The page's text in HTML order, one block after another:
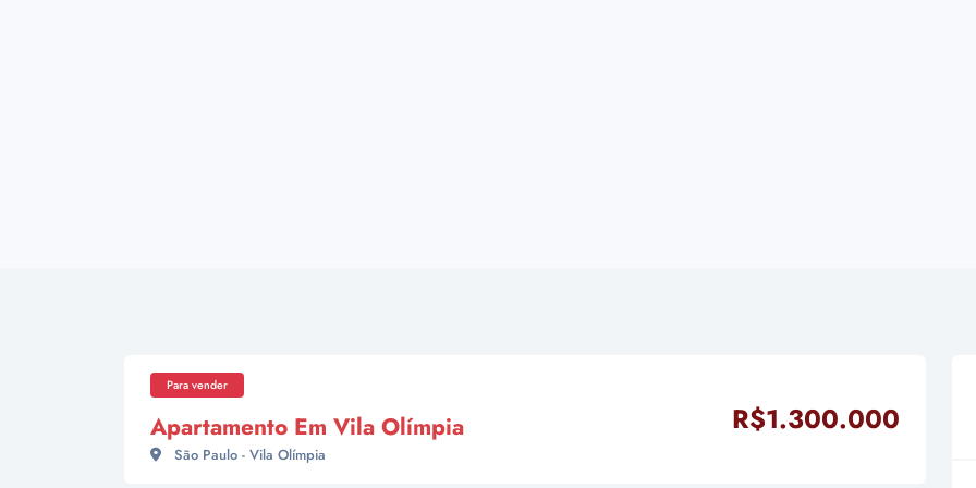
Para vender
Apartamento Em Vila Olímpia
São Paulo - Vila Olímpia
R$1.300.000